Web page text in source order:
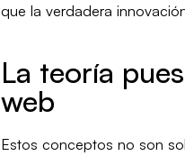
que la verdadera
La teoría
web
Estos conceptos no son